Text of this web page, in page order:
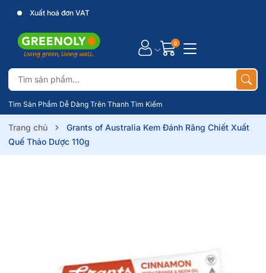
Xuất hoá đơn VAT
Tìm Sản Phẩm Dễ Dàng Trên Thanh Tìm Kiếm
0
Trang chủ
Grants of Australia Kem Đánh Răng Chiết Xuất
Quế Thảo Dược 110g